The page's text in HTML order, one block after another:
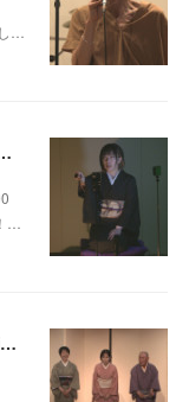
…
性怪談師とっておきの背筋も凍る…
…
風薫る落語会 種平と女優の競艶～種平に師事した女優たちが百花繚乱に咲き誇る大人気落語会